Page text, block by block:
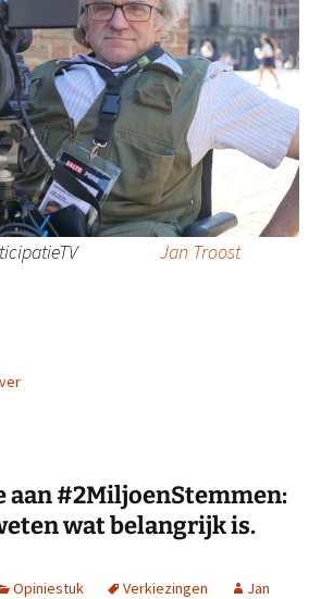
Jan Troost
aan #2MiljoenStemmen:
wat belangrijk is.
Opiniestuk Verkiezingen
Jan